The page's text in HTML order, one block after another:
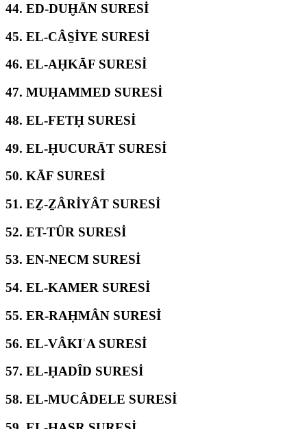
44. ED-DUḪĀN SURESİ
45. EL-CÂS̱İYE SURESİ
46. EL-AḤKĀF SURESİ
47. MUḤAMMED SURESİ
48. EL-FETḤ SURESİ
49. EL-ḤUCURĀT SURESİ
50. KĀF SURESİ
51. EẔ-ẔÂRİYÂT SURESİ
52. ET-TÛR SURESİ
53. EN-NECM SURESİ
54. EL-KAMER SURESİ
55. ER-RAḤMÂN SURESİ
56. EL-VÂKIʿA SURESİ
57. EL-ḤADÎD SURESİ
58. EL-MUCÂDELE SURESİ